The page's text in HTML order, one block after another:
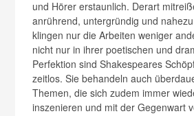
und Hörer erstaunlich. Derart
anrührend, untergründig und
klingen nur die Arbeiten weniger
nicht nur in ihrer poetischen und
Perfektion sind Shakespeares
zeitlos. Sie behandeln auch
Themen, die sich zudem immer
inszenieren und mit der Gegenwart